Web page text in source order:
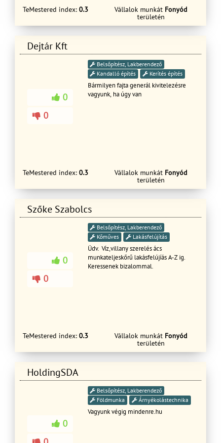
megbeszélt és sok esetben
szerződésben rögzített valódi
értékekkel bír a befektetendő összeg
megértését,árajánlat kérésére rövid
időn belül válaszolok. Tisztelettel
Baranyai Károly.
TeMestered index: 0.3 Vállalok munkát Fonyód
területén
Dejtár Kft
0
0
Belsőpítész, Lakberendező
Kandalló építés
Kerítés építés
Bármilyen fajta generál kivitelezésre
vagyunk, ha úgy van
TeMestered index: 0.3 Vállalok munkát Fonyód
területén
Szőke Szabolcs
0
0
Belsőpítész, Lakberendező
Kőműves
Lakásfelújítás
Üdv. Víz,villany szerelés ács
munkateljeskőrű lakásfelújíás A-Z ig.
Keressenek bizalommal.
TeMestered index: 0.3 Vállalok munkát Fonyód
területén
HoldingSDA
0
Belsőpítész, Lakberendező
Földmunka
Árnyékolástechnika
Vagyunk végig mindenre.hu